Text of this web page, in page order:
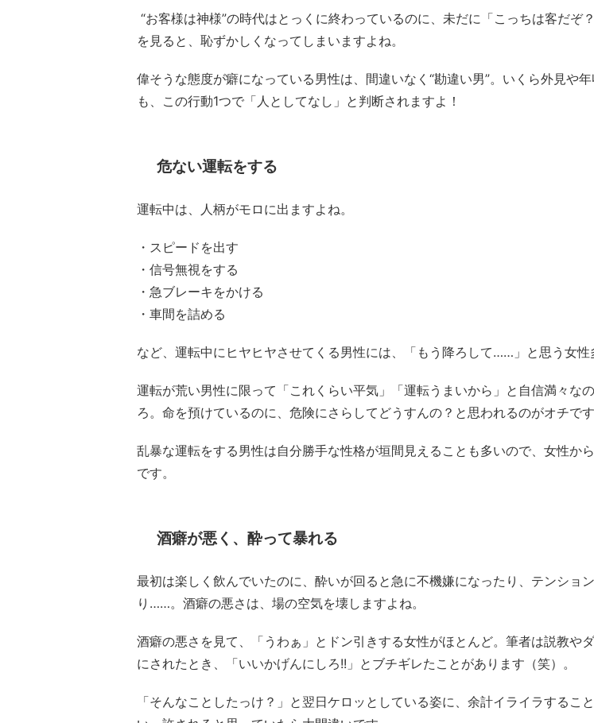
“お客様は神様”の時代はとっくに終わっているのに、未だに「こっちは客だぞ
を見ると、恥ずかしくなってしまいますよね。
偉そうな態度が癖になっている男性は、間違いなく“勘違い男”。いくら外見や
も、この行動1つで「人としてなし」と判断されますよ！
危ない運転をする
運転中は、人柄がモロに出ますよね。
・スピードを出す
・信号無視をする
・急ブレーキをかける
・車間を詰める
など、運転中にヒヤヒヤさせてくる男性には、「もう降ろして……」と思う女性
運転が荒い男性に限って「これくらい平気」「運転うまいから」と自信満々な
ろ。命を預けているのに、危険にさらしてどうすんの？と思われるのがオチです
乱暴な運転をする男性は自分勝手な性格が垣間見えることも多いので、女性か
です。
酒癖が悪く、酔って暴れる
最初は楽しく飲んでいたのに、酔いが回ると急に不機嫌になったり、テンショ
り……。酒癖の悪さは、場の空気を壊しますよね。
酒癖の悪さを見て、「うわぁ」とドン引きする女性がほとんど。筆者は説教や
にされたとき、「いいかげんにしろ!!」とブチギレたことがあります（笑）。
「そんなことしたっけ？」と翌日ケロッとしている姿に、余計イライラするこ